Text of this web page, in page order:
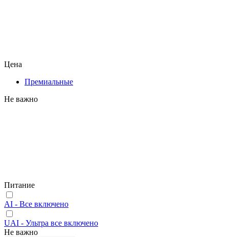
Цена
Премиальные
Не важно
Питание
AI - Все включено
UAI - Ультра все включено
Не важно